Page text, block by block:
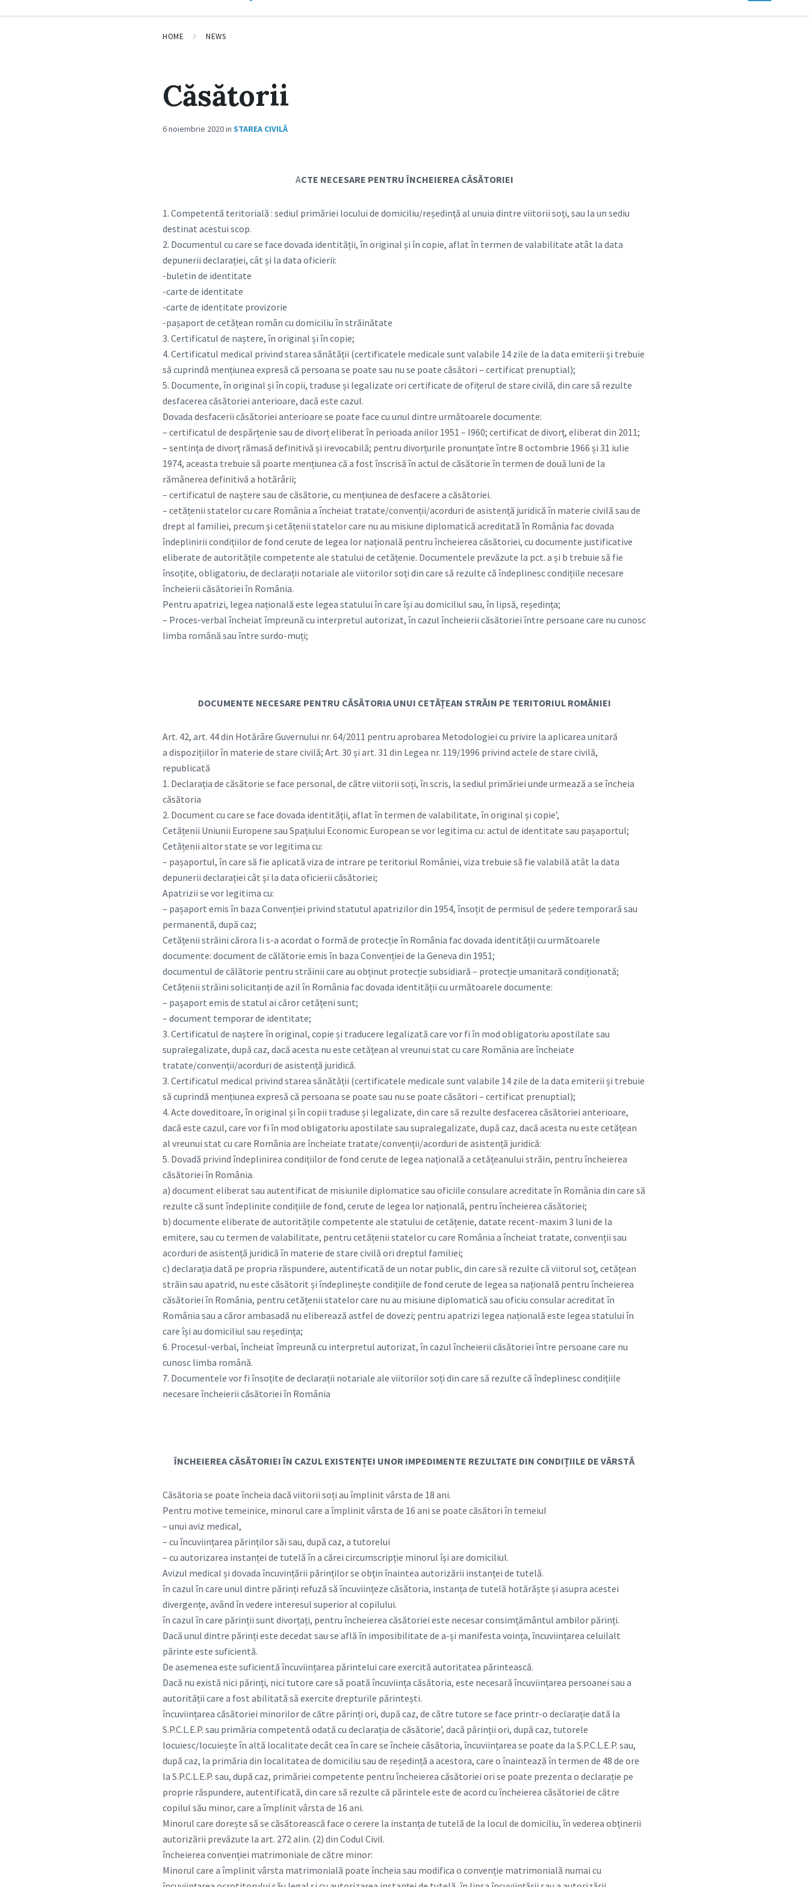
HOME NEWS
Căsătorii
6 noiembrie 2020inSTAREA CIVILĂ
ACTE NECESARE PENTRU ÎNCHEIEREA CĂSĂTORIEI
1. Competentă teritorială : sediul primăriei locului de domiciliu/reședință al unuia dintre viitorii soți, sau la un sediu
destinat acestui scop.
2. Documentul cu care se face dovada identității, în original și în copie, aflat în termen de valabilitate atât la data
depunerii declarației, cât și la data oficierii:
-buletin de identitate
-carte de identitate
-carte de identitate provizorie
-pașaport de cetățean român cu domiciliu în străinătate
3. Certificatul de naștere, în original și în copie;
4. Certificatul medical privind starea sănătății (certificatele medicale sunt valabile 14 zile de la data emiterii și trebuie
să cuprindă mențiunea expresă că persoana se poate sau nu se poate căsători – certificat prenuptial);
5. Documente, în original și în copii, traduse și legalizate ori certificate de ofițerul de stare civilă, din care să rezulte
desfacerea căsătoriei anterioare, dacă este cazul.
Dovada desfacerii căsătoriei anterioare se poate face cu unul dintre următoarele documente:
– certificatul de despărțenie sau de divorț eliberat în perioada anilor 1951 – I960; certificat de divorț, eliberat din 2011;
– sentința de divorț rămasă definitivă și irevocabilă; pentru divorțurile pronunțate între 8 octombrie 1966 și 31 iulie
1974, aceasta trebuie să poarte mențiunea că a fost înscrisă în actul de căsătorie în termen de două luni de la
rămânerea definitivă a hotărârii;
– certificatul de naștere sau de căsătorie, cu mențiunea de desfacere a căsătoriei.
– cetățenii statelor cu care România a încheiat tratate/convenții/acorduri de asistență juridică în materie civilă sau de
drept al familiei, precum și cetățenii statelor care nu au misiune diplomatică acreditată în România fac dovada
îndeplinirii condițiilor de fond cerute de legea lor națională pentru încheierea căsătoriei, cu documente justificative
eliberate de autoritățile competente ale statului de cetățenie. Documentele prevăzute la pct. a și b trebuie să fie
însoțite, obligatoriu, de declarații notariale ale viitorilor soți din care să rezulte că îndeplinesc condițiile necesare
încheierii căsătoriei în România.
Pentru apatrizi, legea națională este legea statului în care își au domiciliul sau, în lipsă, reședința;
– Proces-verbal încheiat împreună cu interpretul autorizat, în cazul încheierii căsătoriei între persoane care nu cunosc
limba română sau între surdo-muți;
DOCUMENTE NECESARE PENTRU CĂSĂTORIA UNUI CETĂȚEAN STRĂIN PE TERITORIUL ROMÂNIEI
Art. 42, art. 44 din Hotărâre Guvernului nr. 64/2011 pentru aprobarea Metodologiei cu privire la aplicarea unitară
a dispozițiilor în materie de stare civilă; Art. 30 și art. 31 din Legea nr. 119/1996 privind actele de stare civilă,
republicată
1. Declarația de căsătorie se face personal, de către viitorii soți, în scris, la sediul primăriei unde urmează a se încheia
căsătoria
2. Document cu care se face dovada identității, aflat în termen de valabilitate, în original și copie’,
Cetățenii Uniunii Europene sau Spațiului Economic European se vor legitima cu: actul de identitate sau pașaportul;
Cetățenii altor state se vor legitima cu:
– pașaportul, în care să fie aplicată viza de intrare pe teritoriul României, viza trebuie să fie valabilă atât la data
depunerii declarației cât și la data oficierii căsătoriei;
Apatrizii se vor legitima cu:
– pașaport emis în baza Convenției privind statutul apatrizilor din 1954, însoțit de permisul de ședere temporară sau
permanentă, după caz;
Cetățenii străini cărora li s-a acordat o formă de protecție în România fac dovada identității cu următoarele
documente: document de călătorie emis în baza Convenției de la Geneva din 1951;
documentul de călătorie pentru străinii care au obținut protecție subsidiară – protecție umanitară condiționată;
Cetățenii străini solicitanți de azil în România fac dovada identității cu următoarele documente:
– pașaport emis de statul ai căror cetățeni sunt;
– document temporar de identitate;
3. Certificatul de naștere în original, copie și traducere legalizată care vor fi în mod obligatoriu apostilate sau
supralegalizate, după caz, dacă acesta nu este cetățean al vreunui stat cu care România are încheiate
tratate/convenții/acorduri de asistență juridică.
3. Certificatul medical privind starea sănătății (certificatele medicale sunt valabile 14 zile de la data emiterii și trebuie
să cuprindă mențiunea expresă că persoana se poate sau nu se poate căsători – certificat prenuptial);
4. Acte doveditoare, în original și în copii traduse și legalizate, din care să rezulte desfacerea căsătoriei anterioare,
dacă este cazul, care vor fi în mod obligatoriu apostilate sau supralegalizate, după caz, dacă acesta nu este cetățean
al vreunui stat cu care România are încheiate tratate/convenții/acorduri de asistență juridică:
5. Dovadă privind îndeplinirea condițiilor de fond cerute de legea națională a cetățeanului străin, pentru încheierea
căsătoriei în România.
a) document eliberat sau autentificat de misiunile diplomatice sau oficiile consulare acreditate în România din care să
rezulte că sunt îndeplinite condițiile de fond, cerute de legea lor națională, pentru încheierea căsătoriei;
b) documente eliberate de autoritățile competente ale statului de cetățenie, datate recent-maxim 3 luni de la
emitere, sau cu termen de valabilitate, pentru cetățenii statelor cu care România a încheiat tratate, convenții sau
acorduri de asistență juridică în materie de stare civilă ori dreptul familiei;
c) declarația dată pe propria răspundere, autentificată de un notar public, din care să rezulte că viitorul soț, cetățean
străin sau apatrid, nu este căsătorit și îndeplinește condițiile de fond cerute de legea sa națională pentru încheierea
căsătoriei în România, pentru cetățenii statelor care nu au misiune diplomatică sau oficiu consular acreditat în
România sau a căror ambasadă nu eliberează astfel de dovezi; pentru apatrizi legea națională este legea statului în
care își au domiciliul sau reședința;
6. Procesul-verbal, încheiat împreună cu interpretul autorizat, în cazul încheierii căsătoriei între persoane care nu
cunosc limba română.
7. Documentele vor fi însoțite de declarații notariale ale viitorilor soți din care să rezulte că îndeplinesc condițiile
necesare încheierii căsătoriei în România
ÎNCHEIEREA CĂSĂTORIEI ÎN CAZUL EXISTENȚEI UNOR IMPEDIMENTE REZULTATE DIN CONDIȚIILE DE VÂRSTĂ
Căsătoria se poate încheia dacă viitorii soți au împlinit vârsta de 18 ani.
Pentru motive temeinice, minorul care a împlinit vârsta de 16 ani se poate căsători în temeiul
– unui aviz medical,
– cu încuviințarea părinților săi sau, după caz, a tutorelui
– cu autorizarea instanței de tutelă în a cărei circumscripție minorul își are domiciliul.
Avizul medical și dovada încuvințării părinților se obțin înaintea autorizării instanței de tutelă.
în cazul în care unul dintre părinți refuză să încuviințeze căsătoria, instanța de tutelă hotărăște și asupra acestei
divergențe, având în vedere interesul superior al copilului.
în cazul în care părinții sunt divorțați, pentru încheierea căsătoriei este necesar consimțământul ambilor părinți.
Dacă unul dintre părinți este decedat sau se află în imposibilitate de a-și manifesta voința, încuviințarea celuilalt
părinte este suficientă.
De asemenea este suficientă încuviințarea părintelui care exercită autoritatea părintească.
Dacă nu există nici părinți, nici tutore care să poată încuviința căsătoria, este necesară încuviințarea persoanei sau a
autorității care a fost abilitată să exercite drepturile părintești.
încuviințarea căsătoriei minorilor de către părinți ori, după caz, de către tutore se face printr-o declarație dată la
S.P.C.L.E.P. sau primăria competentă odată cu declarația de căsătorie’, dacă părinții ori, după caz, tutorele
locuiesc/locuiește în altă localitate decât cea în care se încheie căsătoria, încuviințarea se poate da la S.P.C.L.E.P. sau,
după caz, la primăria din localitatea de domiciliu sau de reședință a acestora, care o înaintează în termen de 48 de ore
la S.P.C.L.E.P. sau, după caz, primăriei competente pentru încheierea căsătoriei ori se poate prezenta o declarație pe
proprie răspundere, autentificată, din care să rezulte că părintele este de acord cu încheierea căsătoriei de către
copilul său minor, care a împlinit vârsta de 16 ani.
Minorul care dorește să se căsătorească face o cerere la instanța de tutelă de la locul de domiciliu, în vederea obținerii
autorizării prevăzute la art. 272 alin. (2) din Codul Civil.
încheierea convenției matrimoniale de către minor:
Minorul care a împlinit vârsta matrimonială poate încheia sau modifica o convenție matrimonială numai cu